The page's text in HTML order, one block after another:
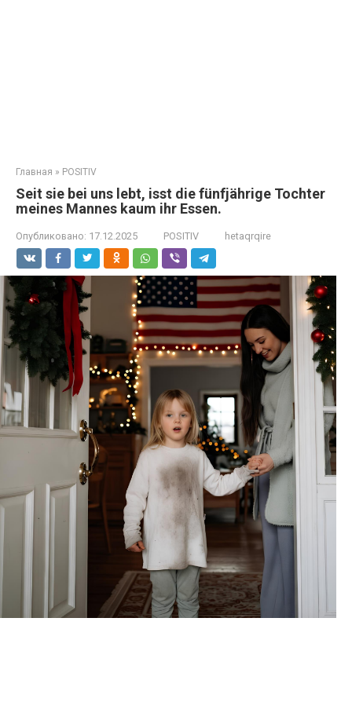
Главная » POSITIV
Seit sie bei uns lebt, isst die fünfjährige Tochter
meines Mannes kaum ihr Essen.
Опубликовано: 17.12.2025 POSITIV hetaqrqire